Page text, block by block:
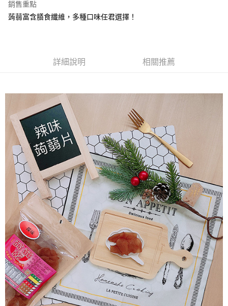
悠遊付
全家取貨付款
每筆NT$60，滿NT$799(含以上)免運費
付款後全家取貨
每筆NT$60，滿NT$799(含以上)免運費
7-11取貨付款
每筆NT$60，滿NT$799(含以上)免運費
付款後7-11取貨
每筆NT$60，滿NT$799(含以上)免運費
宅配到家
每筆NT$150，滿NT$1,399(含以上)免運費
澎湖金門馬祖宅配到家
每筆NT$250
銷售重點
蒟蒻富含膳食纖維，多種口味任君選擇！
詳細說明 相關推薦